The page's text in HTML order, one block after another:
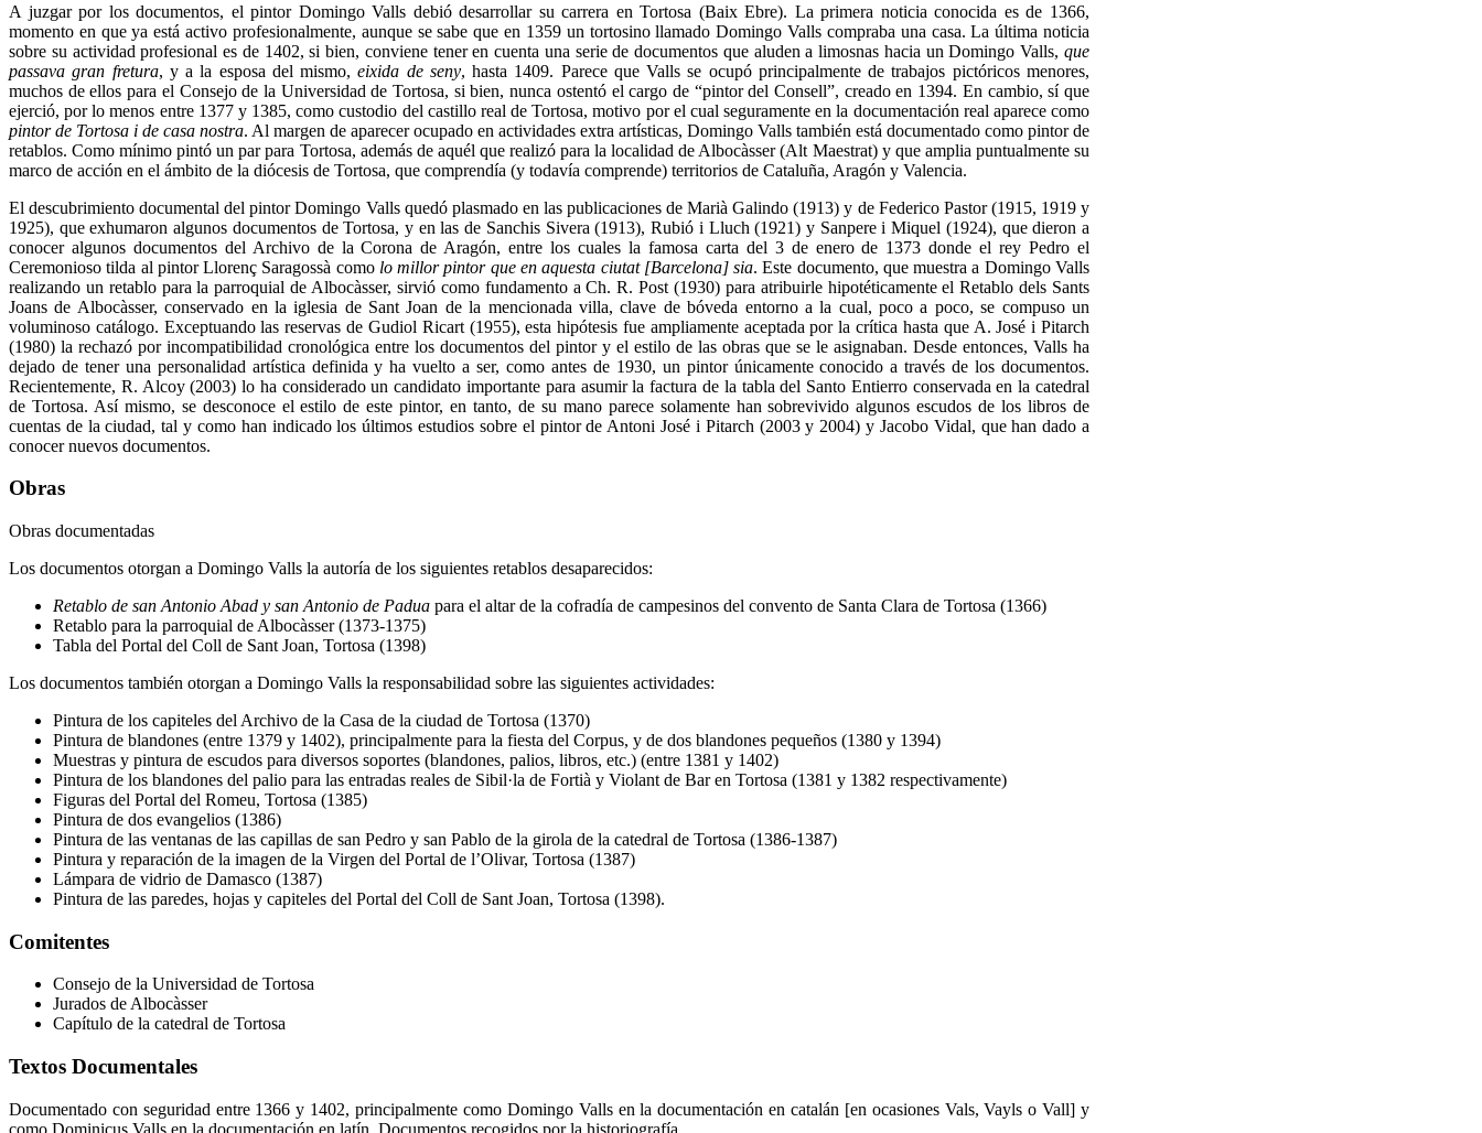
A juzgar por los documentos, el pintor Domingo Valls debió desarrollar su carrera en Tortosa (Baix Ebre). La primera noticia conocida es de 1366,
momento en que ya está activo profesionalmente, aunque se sabe que en 1359 un tortosino llamado Domingo Valls compraba una casa. La última noticia
sobre su actividad profesional es de 1402, si bien, conviene tener en cuenta una serie de documentos que aluden a limosnas hacia un Domingo Valls, que
passava gran fretura, y a la esposa del mismo,eixida de seny, hasta 1409. Parece que Valls se ocupó principalmente de trabajos pictóricos menores,
muchos de ellos para el Consejo de la Universidad de Tortosa, si bien, nunca ostentó el cargo de “pintor del Consell”, creado en 1394. En cambio, sí que
ejerció, por lo menos entre 1377 y 1385, como custodio del castillo real de Tortosa, motivo por el cual seguramente en la documentación real aparece como
pintor de Tortosa i de casa nostra. Al margen de aparecer ocupado en actividades extra artísticas, Domingo Valls también está documentado como pintor de
retablos. Como mínimo pintó un par para Tortosa, además de aquél que realizó para la localidad de Albocàsser (Alt Maestrat) y que amplia puntualmente su
marco de acción en el ámbito de la diócesis de Tortosa, que comprendía (y todavía comprende) territorios de Cataluña, Aragón y Valencia.
El descubrimiento documental del pintor Domingo Valls quedó plasmado en las publicaciones de Marià Galindo (1913) y de Federico Pastor (1915, 1919 y
1925), que exhumaron algunos documentos de Tortosa, y en las de Sanchis Sivera (1913), Rubió i Lluch (1921) y Sanpere i Miquel (1924), que dieron a
conocer algunos documentos del Archivo de la Corona de Aragón, entre los cuales la famosa carta del 3 de enero de 1373 donde el rey Pedro el
Ceremonioso tilda al pintor Llorenç Saragossà como lo millor pintor que en aquesta ciutat [Barcelona] sia. Este documento, que muestra a Domingo Valls
realizando un retablo para la parroquial de Albocàsser, sirvió como fundamento a Ch. R. Post (1930) para atribuirle hipotéticamente el Retablo dels Sants
Joans de Albocàsser, conservado en la iglesia de Sant Joan de la mencionada villa, clave de bóveda entorno a la cual, poco a poco, se compuso un
voluminoso catálogo. Exceptuando las reservas de Gudiol Ricart (1955), esta hipótesis fue ampliamente aceptada por la crítica hasta que A. José i Pitarch
(1980) la rechazó por incompatibilidad cronológica entre los documentos del pintor y el estilo de las obras que se le asignaban. Desde entonces, Valls ha
dejado de tener una personalidad artística definida y ha vuelto a ser, como antes de 1930, un pintor únicamente conocido a través de los documentos.
Recientemente, R. Alcoy (2003) lo ha considerado un candidato importante para asumir la factura de la tabla del Santo Entierro conservada en la catedral
de Tortosa. Así mismo, se desconoce el estilo de este pintor, en tanto, de su mano parece solamente han sobrevivido algunos escudos de los libros de
cuentas de la ciudad, tal y como han indicado los últimos estudios sobre el pintor de Antoni José i Pitarch (2003 y 2004) y Jacobo Vidal, que han dado a
conocer nuevos documentos.
Obras
Obras documentadas
Los documentos otorgan a Domingo Valls la autoría de los siguientes retablos desaparecidos:
Retablo de san Antonio Abad y san Antonio de Padua para el altar de la cofradía de campesinos del convento de Santa Clara de Tortosa (1366)
Retablo para la parroquial de Albocàsser (1373-1375)
Tabla del Portal del Coll de Sant Joan, Tortosa (1398)
Los documentos también otorgan a Domingo Valls la responsabilidad sobre las siguientes actividades:
Pintura de los capiteles del Archivo de la Casa de la ciudad de Tortosa (1370)
Pintura de blandones (entre 1379 y 1402), principalmente para la fiesta del Corpus, y de dos blandones pequeños (1380 y 1394)
Muestras y pintura de escudos para diversos soportes (blandones, palios, libros, etc.) (entre 1381 y 1402)
Pintura de los blandones del palio para las entradas reales de Sibil·la de Fortià y Violant de Bar en Tortosa (1381 y 1382 respectivamente)
Figuras del Portal del Romeu, Tortosa (1385)
Pintura de dos evangelios (1386)
Pintura de las ventanas de las capillas de san Pedro y san Pablo de la girola de la catedral de Tortosa (1386-1387)
Pintura y reparación de la imagen de la Virgen del Portal de l’Olivar, Tortosa (1387)
Lámpara de vidrio de Damasco (1387)
Pintura de las paredes, hojas y capiteles del Portal del Coll de Sant Joan, Tortosa (1398).
Comitentes
Consejo de la Universidad de Tortosa
Jurados de Albocàsser
Capítulo de la catedral de Tortosa
Textos Documentales
Documentado con seguridad entre 1366 y 1402, principalmente como Domingo Valls en la documentación en catalán [en ocasiones Vals, Vayls o Vall] y
como Dominicus Valls en la documentación en latín. Documentos recogidos por la historiografía.